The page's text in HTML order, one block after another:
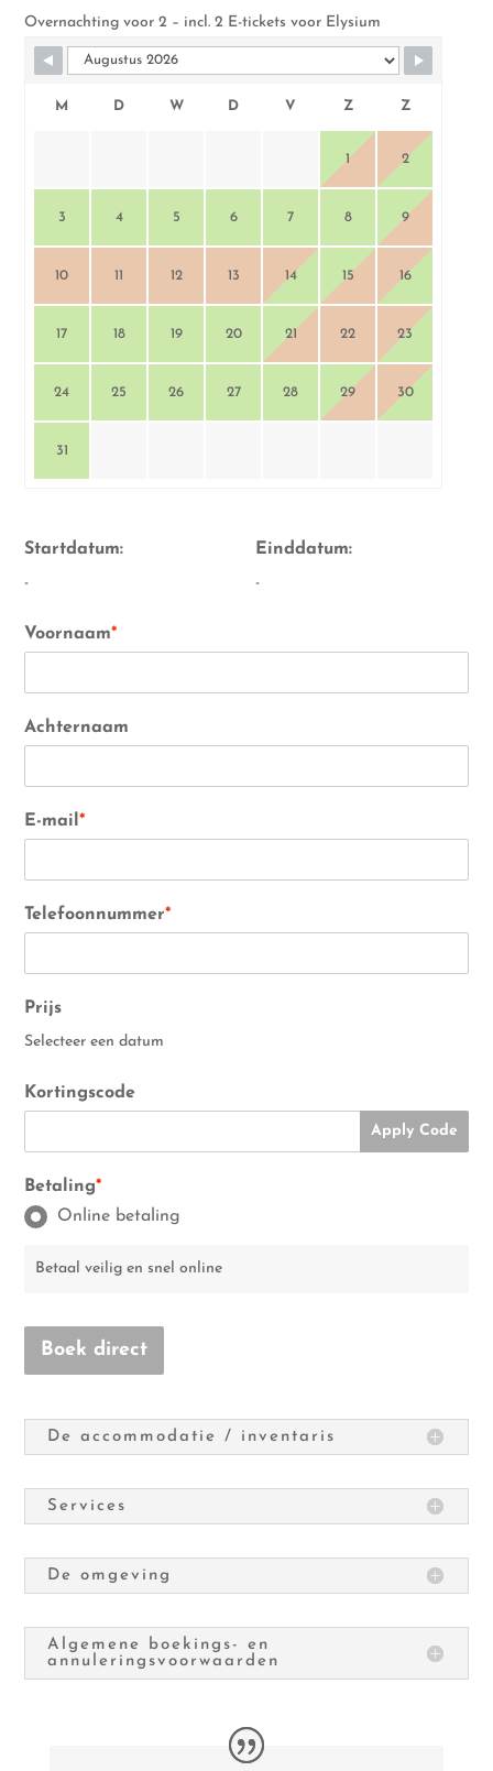
Overnachting voor 2 – incl. 2 E-tickets voor Elysium
Skip Booking Form
M D W D V Z Z
1 2
3 4 5 6 7 8 9
10 11 12 13 14 15 16
17 18 19 20 21 22 23
24 25 26 27 28 29 30
31
Startdatum:
-
Einddatum:
-
Voornaam*
Achternaam
E-mail*
Telefoonnummer*
Prijs
Selecteer een datum
Kortingscode
Apply Code
Betaling*
Online betaling
Betaal veilig en snel online
Boek direct
De accommodatie / inventaris
Services
De omgeving
Algemene boekings- en
annuleringsvoorwaarden